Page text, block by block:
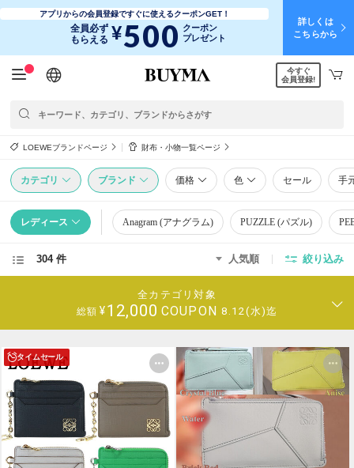
アプリからの会員登録ですぐに使えるクーポンGET！
全員必ず
もらえる ¥500 クーポン
プレゼント
詳しくは
こちらから
日本語
English
简体中文
繁體中文
今すぐ
会員登録!
LOEWEブランドページ 財布・小物一覧ページ
カテゴリ ブランド 価格 色 セール 手
レディース Anagram (アナグラム) PUZZLE (パズル)
304 件 人気順 絞り込み
全カテゴリ対象
総額 ¥12,000 COUPON 8.12(水)迄
タイムセール